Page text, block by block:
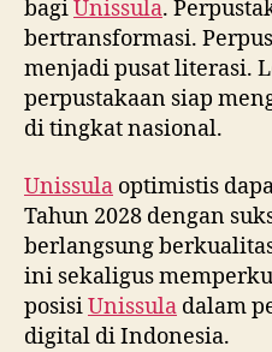
bagiUnissula.
bertransformasi.
menjadi pusat literasi.
perpustakaan siap
di tingkat nasional.
Unissula optimistis
Tahun 2028 dengan
berlangsung
ini sekaligus
posisiUnissula dalam
digital di Indonesia.